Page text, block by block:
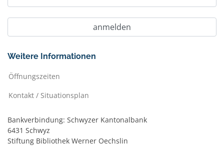
Weitere Informationen
Öffnungszeiten
Kontakt / Situationsplan
Bankverbindung: Schwyzer Kantonalbank
6431 Schwyz
Stiftung Bibliothek Werner Oechslin